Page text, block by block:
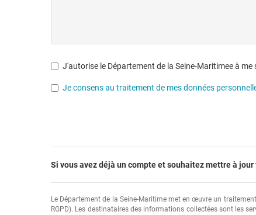
J'autorise le Département de la Seine-Maritimee à
Je consens au traitement de mes données
Si vous avez déjà un compte et souhaitez mettre à
Le Département de la Seine-Maritime met en œuvre un
RGPD). Les destinataires des informations collectées sont les